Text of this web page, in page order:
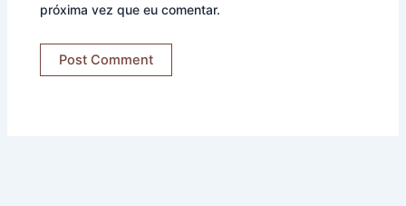
próxima vez que eu comentar.